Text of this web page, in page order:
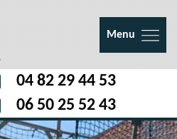
Menu
04 82 29 44 53
06 50 25 52 43